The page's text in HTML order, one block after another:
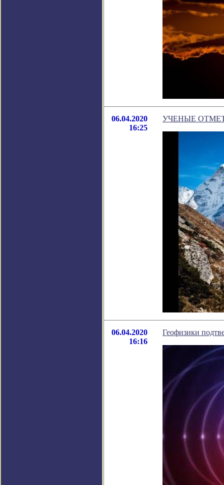
06.04.2020
16:25
УЧЕНЫЕ
06.04.2020
16:16
Геофизики